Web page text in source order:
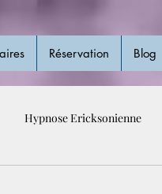
Réservation Blog
Hypnose Ericksonienne